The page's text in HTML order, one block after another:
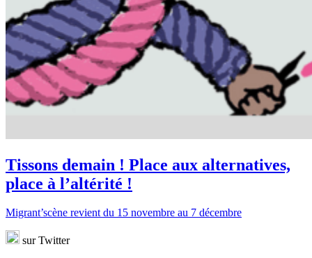
Tissons demain ! Place aux alternatives,
place à l’altérité !
Migrant’scène revient du 15 novembre au 7 décembre
sur Twitter